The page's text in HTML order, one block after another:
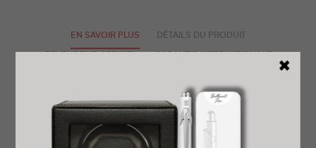
EN SAVOIR PLUS DÉTAILS DU PRODUIT
RETOUR FACILE ET GRATUIT AVIS
La Hamilton Jazzmaster Open Heart Auto 40 mm met en